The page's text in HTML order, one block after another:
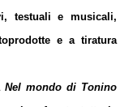
testuali e musicali,
e a tiratura
Nel mondo di Tonino